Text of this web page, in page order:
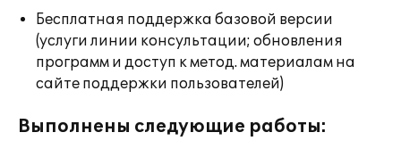
Бесплатная поддержка базовой версии
(услуги линии консультации; обновления
программ и доступ к метод. материалам на
сайте поддержки пользователей)
Выполнены следующие работы: